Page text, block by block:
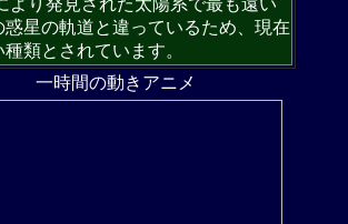
り発見された太陽系で最も遠い
星の軌道と違っているため、現在
類とされています。
一時間の動きアニメ